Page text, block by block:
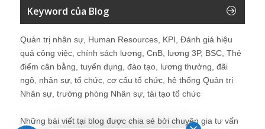
Keyword của Blog
Quản trị nhân sự, Human Resources, KPI, Đánh giá hiệu
quả công việc, chính sách lương, CnB, lương 3P, BSC, Thẻ
điểm cân bằng, tuyển dụng, đào tạo, lương thưởng, đãi
ngộ, nhân sự, tổ chức, cơ cấu tổ chức, hệ thống Quản trị
Nhân sự, trưởng phòng Nhân sự, tái tạo tổ chức
Những bài viết tại blog được chia sẻ bởi chuyên gia tư vấn